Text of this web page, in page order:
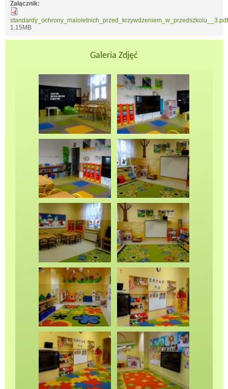
Załącznik:
standardy_ochrony_maloletnich_przed_krzywdzeniem_w_przedszkolu__3.pdf
1.15MB
Galeria Zdjęć